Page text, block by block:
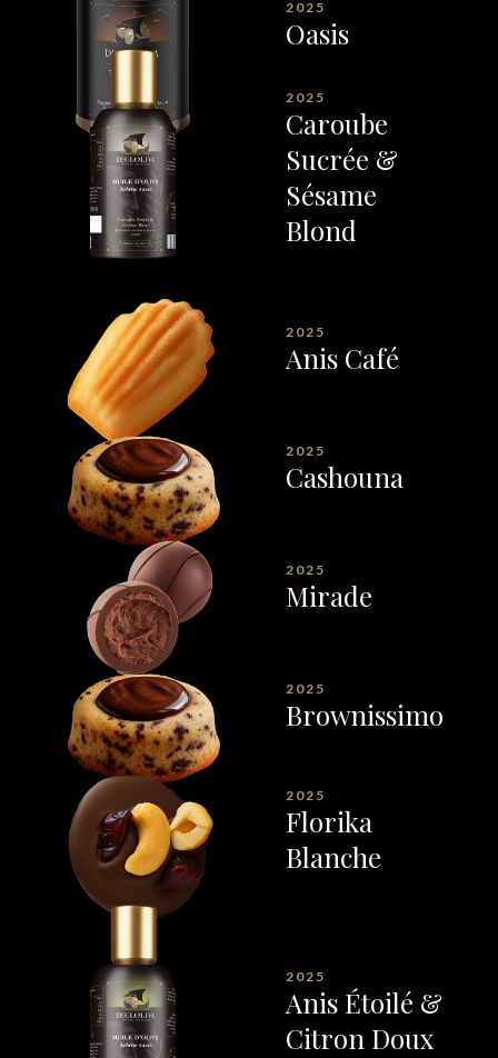
2025
Oasis
2025
Caroube
Sucrée &
Sésame
Blond
2025
Anis Café
2025
Cashouna
2025
Mirade
2025
Brownissimo
2025
Florika
Blanche
2025
Anis Étoilé &
Citron Doux